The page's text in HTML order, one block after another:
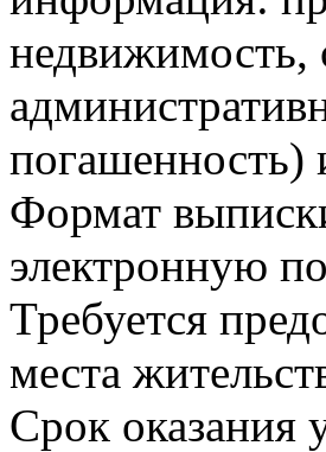
недвижимость,
погашенность)
Формат
электронную
Требуется
места
Срок оказания